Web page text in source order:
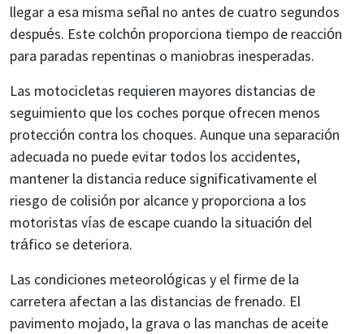
llegar a esa misma señal no antes de cuatro segundos
después. Este colchón proporciona tiempo de reacción
para paradas repentinas o maniobras inesperadas.
Las motocicletas requieren mayores distancias de
seguimiento que los coches porque ofrecen menos
protección contra los choques. Aunque una separación
adecuada no puede evitar todos los accidentes,
mantener la distancia reduce significativamente el
riesgo de colisión por alcance y proporciona a los
motoristas vías de escape cuando la situación del
tráfico se deteriora.
Las condiciones meteorológicas y el firme de la
carretera afectan a las distancias de frenado. El
pavimento mojado, la grava o las manchas de aceite